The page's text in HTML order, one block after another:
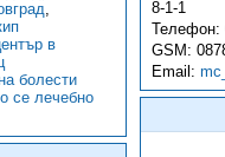
,
в
болести
се лечебно
8-1-1
Телефон:
GSM:
Email: